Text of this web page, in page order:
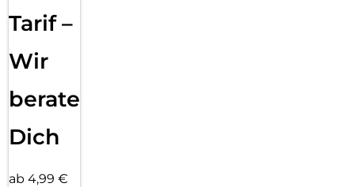
Tarif –
Wir
beraten
Dich
ab 4,99 €